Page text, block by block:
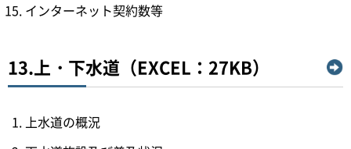
インターネット契約数等
13.上・下水道（EXCEL：27KB）
上水道の概況